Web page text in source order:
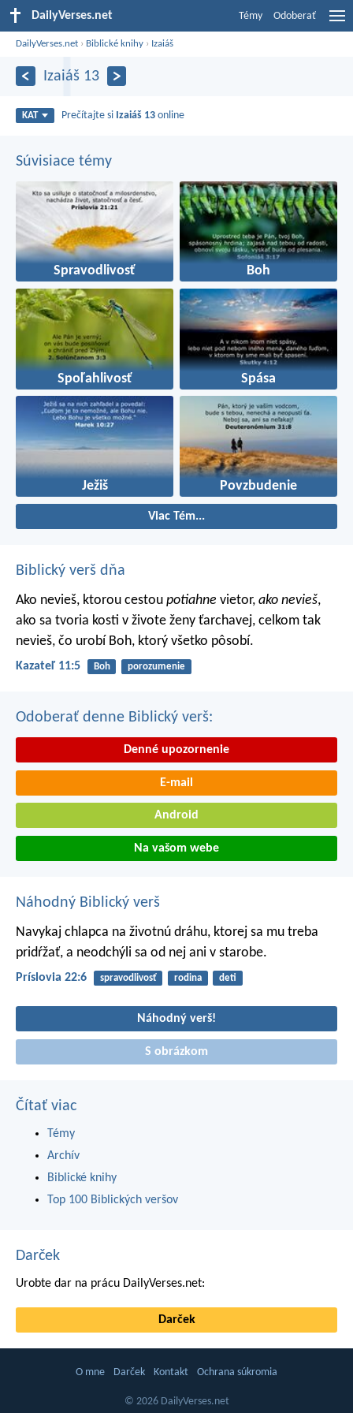
DailyVerses.net Témy Odoberať
DailyVerses.net › Biblické knihy › Izaiáš
Izaiáš 13
KAT Prečítajte si Izaiáš 13 online
Súvisiace témy
Spravodlivosť Boh
Spoľahlivosť Spása
Ježiš Povzbudenie
Viac Tém...
Biblický verš dňa
Ako nevieš, ktorou cestou potiahne vietor, ako nevieš,
ako sa tvoria kosti v živote ženy ťarchavej, celkom tak
nevieš, čo urobí Boh, ktorý všetko pôsobí.
Kazateľ 11:5 Boh porozumenie
Odoberať denne Biblický verš:
Denné upozornenie
E-mail
Android
Na vašom webe
Náhodný Biblický verš
Navykaj chlapca na životnú dráhu, ktorej sa mu treba
pridŕžať, a neodchýli sa od nej ani v starobe.
Príslovia 22:6 spravodlivosť rodina deti
Náhodný verš!
S obrázkom
Čítať viac
Témy
Archív
Biblické knihy
Top 100 Biblických veršov
Darček
Urobte dar na prácu DailyVerses.net:
Darček
O mne Darček Kontakt Ochrana súkromia
© 2026 DailyVerses.net